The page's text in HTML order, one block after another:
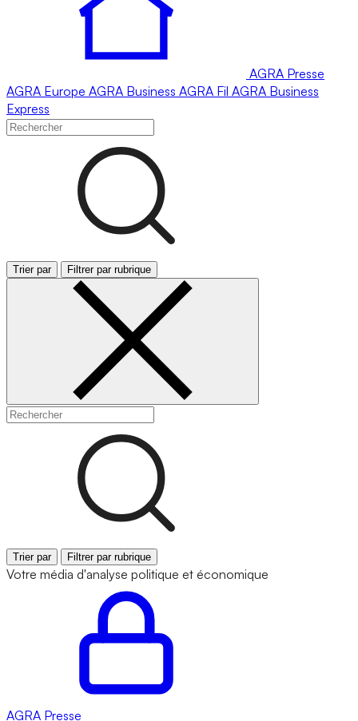
AGRA Presse
AGRA Europe AGRA Business AGRA Fil AGRA Business
Express
Trier par Filtrer par rubrique
Trier par Filtrer par rubrique
Votre média d'analyse politique et économique
AGRA Presse